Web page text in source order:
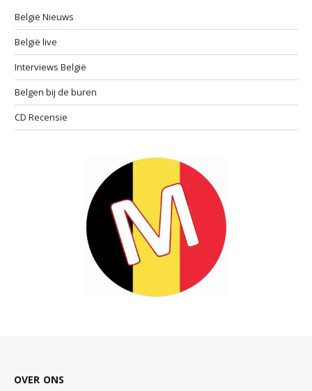
België Nieuws
België live
Interviews België
Belgen bij de buren
CD Recensie
OVER ONS